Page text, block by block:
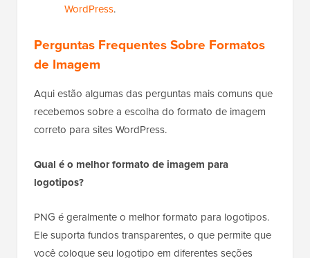
WordPress.
Perguntas Frequentes Sobre Formatos
de Imagem
Aqui estão algumas das perguntas mais comuns que
recebemos sobre a escolha do formato de imagem
correto para sites WordPress.
Qual é o melhor formato de imagem para
logotipos?
PNG é geralmente o melhor formato para logotipos.
Ele suporta fundos transparentes, o que permite que
você coloque seu logotipo em diferentes seções